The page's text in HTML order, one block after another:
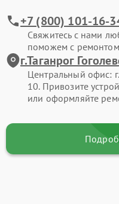
+7 (800) 101-16-
Свяжитесь с нами
поможем с
г.Таганрог
Центральный офис:
10. Привозите
или оформляйте